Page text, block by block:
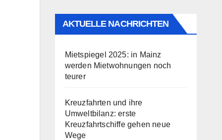
AKTUELLE NACHRICHTEN
Mietspiegel 2025: in Mainz
werden Mietwohnungen noch
teurer
Kreuzfahrten und ihre
Umweltbilanz: erste
Kreuzfahrtschiffe gehen neue
Wege